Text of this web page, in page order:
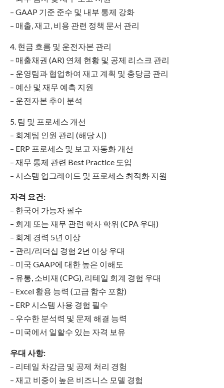
– GAAP 기준 준수 및 내부 통제 강화
– 매출, 재고, 비용 관련 정책 문서 관리
4. 현금 흐름 및 운전자본 관리
– 매출채권 (AR) 연체 현황 및 공제 리스크 관리
– 운영팀과 협업하여 재고 계획 및 충당금 관리
– 예산 및 재무 예측 지원
– 운전자본 추이 분석
5. 팀 및 프로세스 개선
– 회계팀 인원 관리 (해당 시)
– ERP 프로세스 및 보고 자동화 개선
– 재무 통제 관련 Best Practice 도입
– 시스템 업그레이드 및 프로세스 최적화 지원
자격 요건:
– 한국어 가능자 필수
– 회계 또는 재무 관련 학사 학위 (CPA 우대)
– 회계 경력 5년 이상
– 관리/리더십 경험 2년 이상 우대
– 미국 GAAP에 대한 높은 이해도
– 유통, 소비재 (CPG), 리테일 회계 경험 우대
– Excel 활용 능력 (고급 함수 포함)
– ERP 시스템 사용 경험 필수
– 우수한 분석력 및 문제 해결 능력
– 미국에서 일할수 있는 자격 보유
우대 사항:
– 리테일 차감금 및 공제 처리 경험
– 재고 비중이 높은 비즈니스 모델 경험